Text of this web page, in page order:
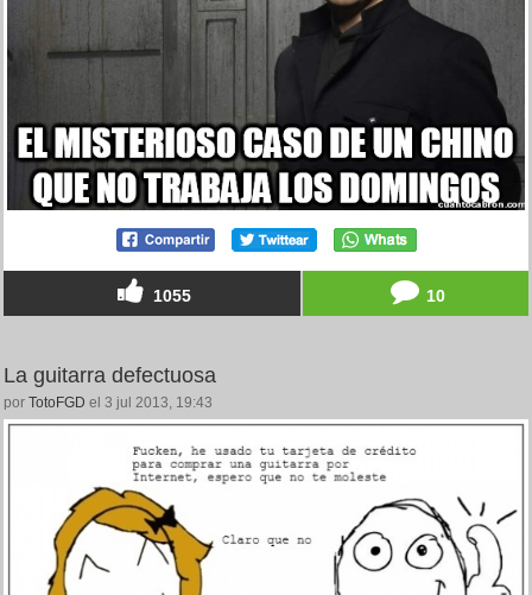
1055 10
La guitarra defectuosa
por TotoFGD el 3 jul 2013, 19:43